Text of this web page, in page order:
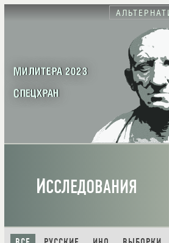
МИЛИТЕРА 2023
СПЕЦХРАН
ИССЛЕДОВАНИЯ